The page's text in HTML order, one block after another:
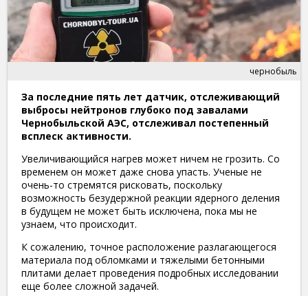
чернобыль
За последние пять лет датчик, отслеживающий
выбросы нейтронов глубоко под завалами
Чернобыльской АЭС, отслеживал постепенный
всплеск активности.
Увеличивающийся нагрев может ничем не грозить. Со
временем он может даже снова упасть. Ученые не
очень-то стремятся рисковать, поскольку
возможность безудержной реакции ядерного деления
в будущем не может быть исключена, пока мы не
узнаем, что происходит.
К сожалению, точное расположение разлагающегося
материала под обломками и тяжелыми бетонными
плитами делает проведения подробных исследовании
еще более сложной задачей.